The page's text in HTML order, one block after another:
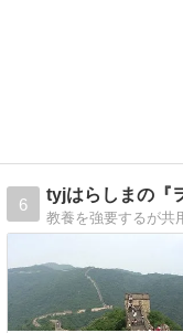
6
tyjはらしまの『